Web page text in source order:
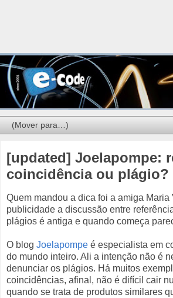
[updated] Joelapompe:
coincidência ou plágio?
Quem mandou a dica foi a amiga Maria
publicidade a discussão entre
plágios é antiga e quando começa
O blog Joelapompe é especialista em
do mundo inteiro. Ali a intenção não é
denunciar os plágios. Há muitos
coincidências, afinal, não é difícil cair
quando se trata de produtos similares